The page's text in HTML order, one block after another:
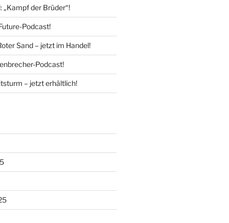
„Kampf der Brüder“!
Podcast!
Sand – jetzt im Handel!
Podcast!
– jetzt erhältlich!